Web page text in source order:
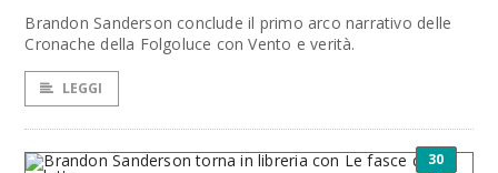
Brandon Sanderson conclude il primo arco narrativo delle
Cronache della Folgoluce con Vento e verità.
LEGGI
30